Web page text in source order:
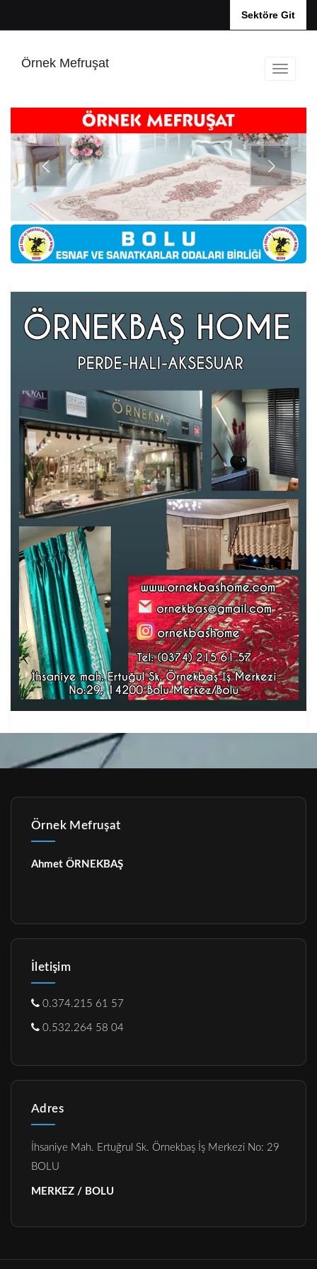
Sektöre Git
Örnek Mefruşat
Örnek Mefruşat
Ahmet ÖRNEKBAŞ
İletişim
0.374.215 61 57
0.532.264 58 04
Adres
İhsaniye Mah. Ertuğrul Sk. Örnekbaş İş Merkezi No: 29
BOLU
MERKEZ / BOLU